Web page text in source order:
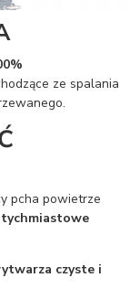
ze spalania
pcha powietrze
czyste i